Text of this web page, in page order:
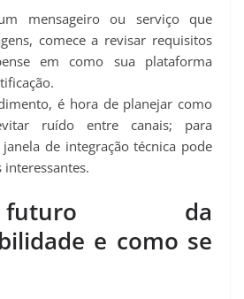
mensageiro ou serviço que
comece a revisar requisitos
em como sua plataforma
é hora de planejar como
ruído entre canais; para
de integração técnica pode
da
e como se